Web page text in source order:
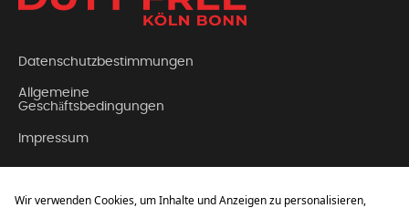
Datenschutzbestimmungen
Allgemeine
Geschäftsbedingungen
Impressum